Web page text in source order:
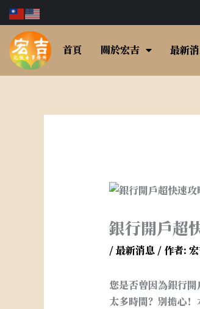
至
內
首頁 關於宏吉 最新
銀行開戶超
/最新消息/ 作者:
您是否曾因為銀行
太多時間？別擔心